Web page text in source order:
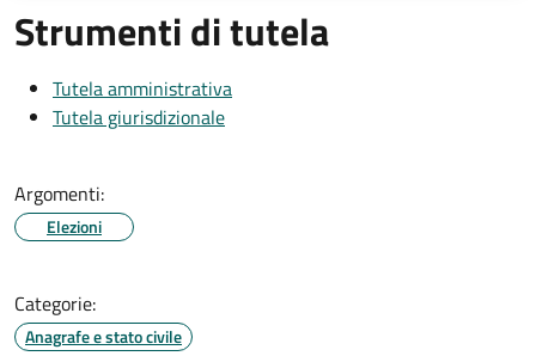
Strumenti di tutela
Tutela amministrativa
Tutela giurisdizionale
Argomenti:
Elezioni
Categorie:
Anagrafe e stato civile